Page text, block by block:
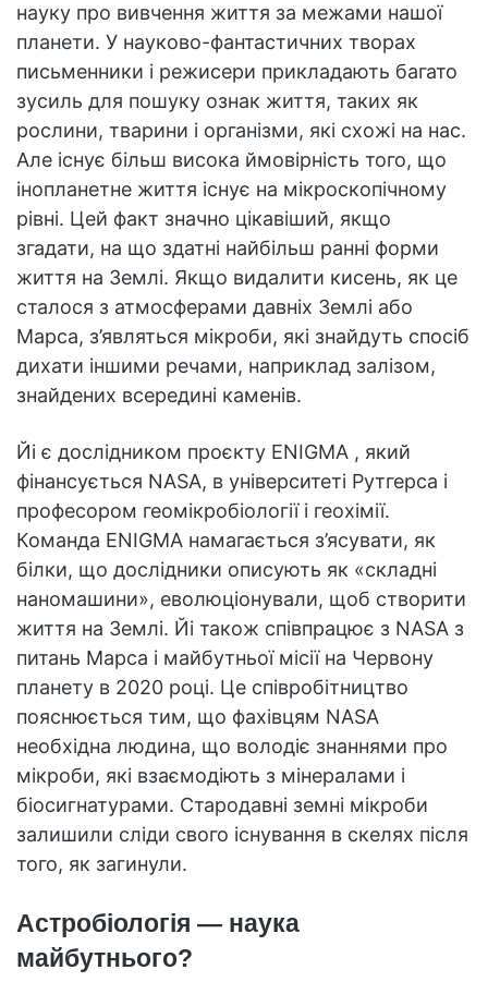
науку про вивчення життя за межами нашої
планети. У науково-фантастичних творах
письменники і режисери прикладають багато
зусиль для пошуку ознак життя, таких як
рослини, тварини і організми, які схожі на нас.
Але існує більш висока ймовірність того, що
інопланетне життя існує на мікроскопічному
рівні. Цей факт значно цікавіший, якщо
згадати, на що здатні найбільш ранні форми
життя на Землі. Якщо видалити кисень, як це
сталося з атмосферами давніх Землі або
Марса, з’являться мікроби, які знайдуть спосіб
дихати іншими речами, наприклад залізом,
знайдених всередині каменів.
Йі є дослідником проєкту ENIGMA , який
фінансується NASA, в університеті Рутгерса і
професором геомікробіології і геохімії.
Команда ENIGMA намагається з’ясувати, як
білки, що дослідники описують як «складні
наномашини», еволюціонували, щоб створити
життя на Землі. Йі також співпрацює з NASA з
питань Марса і майбутньої місії на Червону
планету в 2020 році. Це співробітництво
пояснюється тим, що фахівцям NASA
необхідна людина, що володіє знаннями про
мікроби, які взаємодіють з мінералами і
біосигнатурами. Стародавні земні мікроби
залишили сліди свого існування в скелях після
того, як загинули.
Астробіологія — наука
майбутнього?